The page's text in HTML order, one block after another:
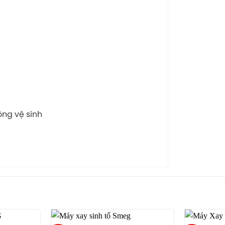
vệ sinh